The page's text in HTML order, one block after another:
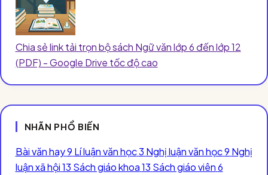
Chia sẻ link tải trọn bộ sách Ngữ văn lớp 6 đến lớp 12
(PDF) - Google Drive tốc độ cao
NHÃN PHỔ BIẾN
Bài văn hay9 Lí luận văn học3 Nghị luận văn học9 Nghị
luận xã hội13 Sách giáo khoa13 Sách giáo viên6